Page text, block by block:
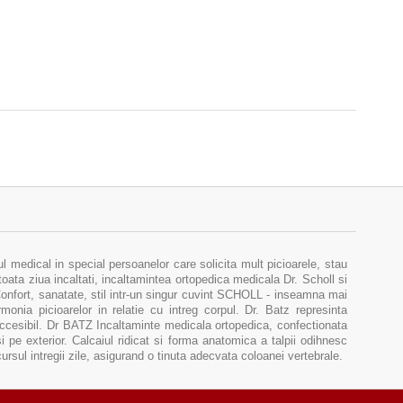
medical in special persoanelor care solicita mult picioarele, stau
ziua incaltati, incaltamintea ortopedica medicala Dr. Scholl si
sanatate, stil intr-un singur cuvint SCHOLL - inseamna mai
picioarelor in relatie cu intreg corpul. Dr. Batz represinta
Dr BATZ Incaltaminte medicala ortopedica, confectionata
exterior. Calcaiul ridicat si forma anatomica a talpii odihnesc
intregii zile, asigurand o tinuta adecvata coloanei vertebrale.